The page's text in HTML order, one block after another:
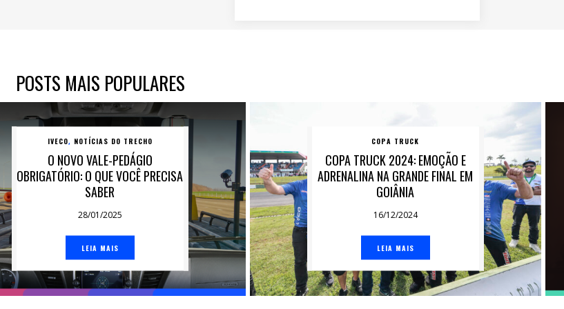
POSTS MAIS POPULARES
IVECO, NOTÍCIAS DO TRECHO
O NOVO VALE-PEDÁGIO
OBRIGATÓRIO: O QUE VOCÊ PRECISA
SABER
28/01/2025
LEIA MAIS
COPA TRUCK
COPA TRUCK 2024: EMOÇÃO E
ADRENALINA NA GRANDE FINAL EM
GOIÂNIA
16/12/2024
LEIA MAIS